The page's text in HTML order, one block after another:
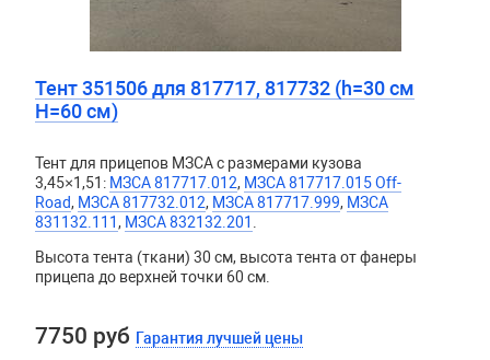
Тент 351506 для 817717, 817732 (h=30 см
H=60 см)
Тент для прицепов МЗСА с размерами кузова
3,45×1,51: МЗСА 817717.012, МЗСА 817717.015 Off-
Road, МЗСА 817732.012, МЗСА 817717.999, МЗСА
831132.111, МЗСА 832132.201
Высота тента (ткани) 30 см, высота тента от фанеры
прицепа до верхней точки 60 см.
7750 руб Гарантия лучшей цены